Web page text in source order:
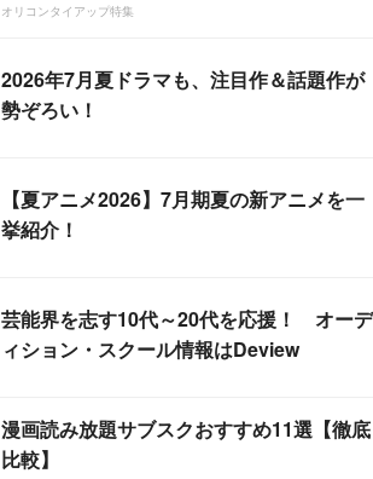
オリコンタイアップ特集
2026年7月夏ドラマも、注目作＆話題作が
勢ぞろい！
【夏アニメ2026】7月期夏の新アニメを一
挙紹介！
芸能界を志す10代～20代を応援！ オーデ
ィション・スクール情報はDeview
漫画読み放題サブスクおすすめ11選【徹底
比較】